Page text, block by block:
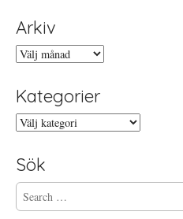
Arkiv
Arkiv
Kategorier
Kategorier
Sök
S
e